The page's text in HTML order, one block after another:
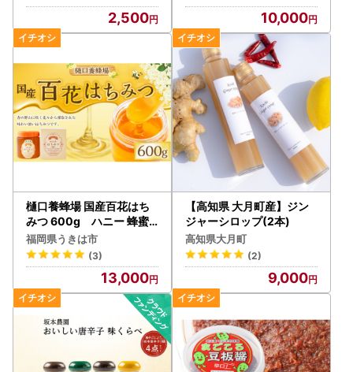
2,500 10,000
樋口養蜂場 国産百花はち
みつ 600g ハニー 蜂蜜
ハチミツ
福岡県うきは市
(3)
13,000
【高知県 大月町産】ジン
ジャーシロップ(2本)
高知県大月町
(2)
9,000